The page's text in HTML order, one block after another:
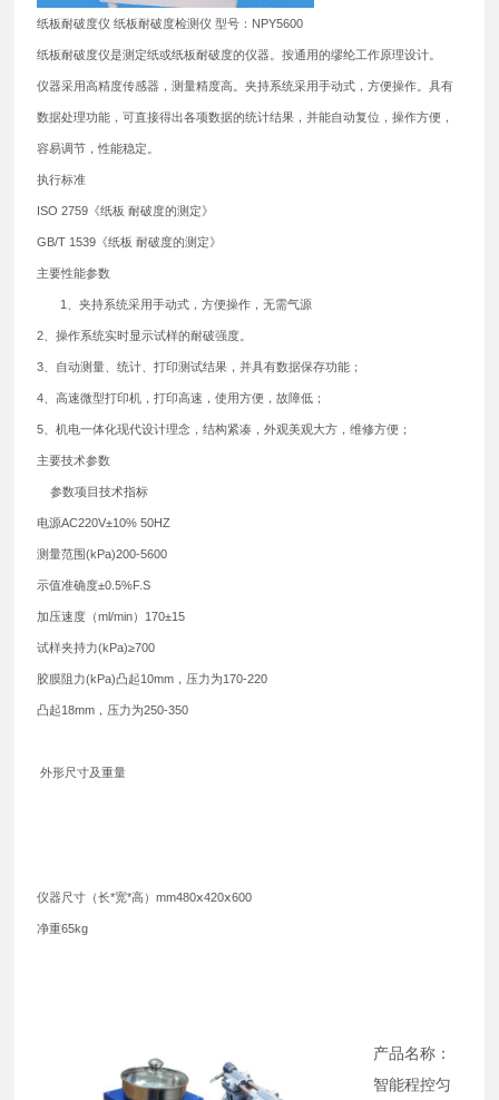
纸板耐破度仪 纸板耐破度检测仪 型号：NPY5600
纸板耐破度仪是测定纸或纸板耐破度的仪器。按通用的缪纶工作原理设计。
仪器采用高精度传感器，测量精度高。夹持系统采用手动式，方便操作。具有
数据处理功能，可直接得出各项数据的统计结果，并能自动复位，操作方便，
容易调节，性能稳定。
执行标准
ISO 2759《纸板 耐破度的测定》
GB/T 1539《纸板 耐破度的测定》
主要性能参数
1、夹持系统采用手动式，方便操作，无需气源
2、操作系统实时显示试样的耐破强度。
3、自动测量、统计、打印测试结果，并具有数据保存功能；
4、高速微型打印机，打印高速，使用方便，故障低；
5、机电一体化现代设计理念，结构紧凑，外观美观大方，维修方便；
主要技术参数
参数项目技术指标
电源AC220V±10% 50HZ
测量范围(kPa)200-5600
示值准确度±0.5%F.S
加压速度（ml/min）170±15
试样夹持力(kPa)≥700
胶膜阻力(kPa)凸起10mm，压力为170-220
凸起18mm，压力为250-350
外形尺寸及重量
仪器尺寸（长*宽*高）mm480ⅹ420ⅹ600
净重65kg
产品名称：
智能程控匀